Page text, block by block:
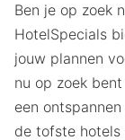
Ben je op zoek
HotelSpecials
jouw plannen
nu op zoek
een
de tofste hotels